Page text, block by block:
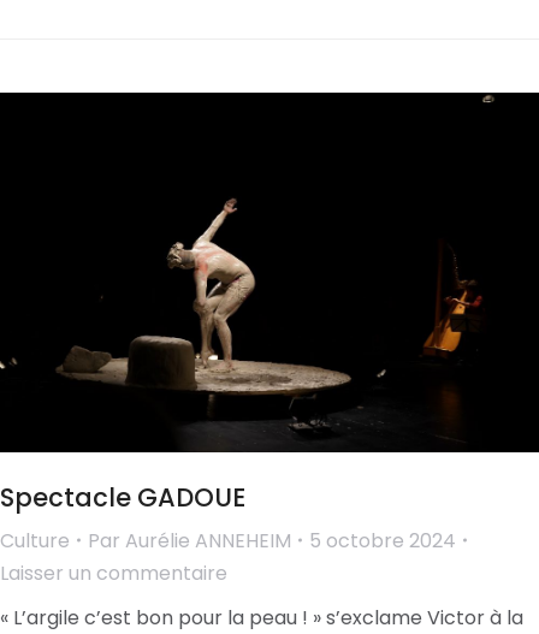
Spectacle GADOUE
Culture Par Aurélie ANNEHEIM
5 octobre 2024
Laisser un commentaire
« L’argile c’est bon pour la peau ! » s’exclame Victor à la